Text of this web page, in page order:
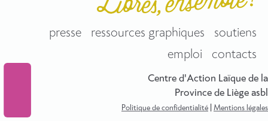
presse ressources graphiques
soutiens
emploi
contacts
Centre d'Action Laïque de la
Province de Liège asbl
Politique de confidentialité Mentions légales